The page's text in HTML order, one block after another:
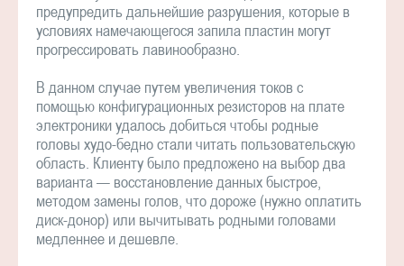
предупредить дальнейшие разрушения, которые в
условиях намечающегося запила пластин могут
прогрессировать лавинообразно.
В данном случае путем увеличения токов с
помощью конфигурационных резисторов на плате
электроники удалось добиться чтобы родные
головы худо-бедно стали читать пользовательскую
область. Клиенту было предложено на выбор два
варианта — восстановление данных быстрое,
методом замены голов, что дороже (нужно оплатить
диск-донор) или вычитывать родными головами
медленнее и дешевле.